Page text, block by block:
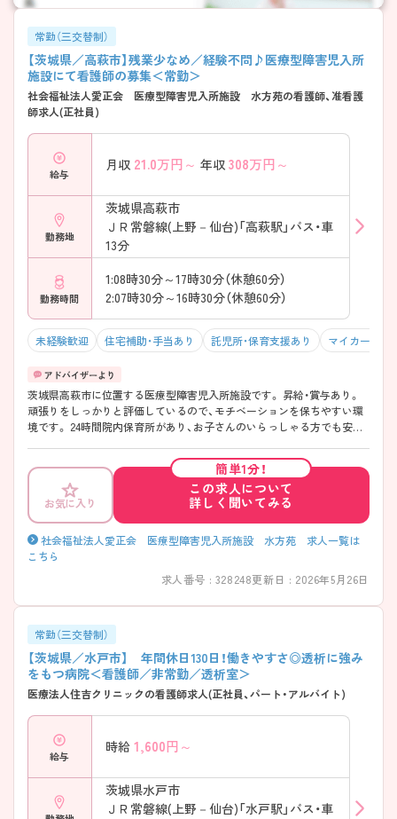
常勤（三交替制）
【茨城県／高萩市】残業少なめ／経験不問♪医療型障害児入所
施設にて看護師の募集＜常勤＞
社会福祉法人愛正会 医療型障害児入所施設 水方苑の看護師、准看護
師求人(正社員)
給与
月収 21.0万円～ 年収 308万円～
勤務地
茨城県高萩市
ＪＲ常磐線(上野－仙台)「高萩駅」バス・車
13分
勤務時間
1:08時30分～17時30分（休憩60分）
2:07時30分～16時30分（休憩60分）
未経験歓迎 住宅補助・手当あり 託児所・保育支援あり マイカー通勤
茨城県高萩市に位置する医療型障害児入所施設です。 昇給・賞与あり。
頑張りをしっかりと評価しているので、モチベーションを保ちやすい環
境です。 24時間院内保育所があり、お子さんのいらっしゃる方でも安心
お気に入り
簡単1分！
この求人について
詳しく聞いてみる
社会福祉法人愛正会 医療型障害児入所施設 水方苑 求人一覧は
こちら
求人番号 : 328248更新日 : 2026年5月26日
常勤（三交替制）
【茨城県／水戸市】 年間休日130日！働きやすさ◎透析に強み
をもつ病院＜看護師／非常勤／透析室＞
医療法人住吉クリニックの看護師求人(正社員、パート・アルバイト)
給与
時給 1,600円～
茨城県水戸市
ＪＲ常磐線(上野－仙台)「水戸駅」バス・車